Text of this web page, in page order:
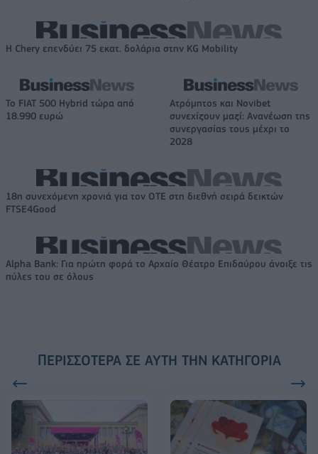
Η Chery επενδύει 75 εκατ. δολάρια στην KG Mobility
Το FIAT 500 Hybrid τώρα από
18.990 ευρώ
Ατρόμητος και Novibet
συνεχίζουν μαζί: Ανανέωση της
συνεργασίας τους μέχρι το
2028
18η συνεχόμενη χρονιά για τον ΟΤΕ στη διεθνή σειρά δεικτών
FTSE4Good
Alpha Bank: Για πρώτη φορά το Αρχαίο Θέατρο Επιδαύρου άνοιξε τις
πύλες του σε όλους
ΠΕΡΙΣΣΌΤΕΡΑ ΣΕ ΑΥΤΉ ΤΗΝ ΚΑΤΗΓΟΡΊΑ